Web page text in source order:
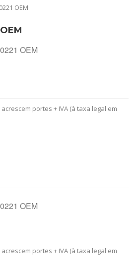
OEM
OEM
portes + IVA (à taxa legal em
OEM
portes + IVA (à taxa legal em